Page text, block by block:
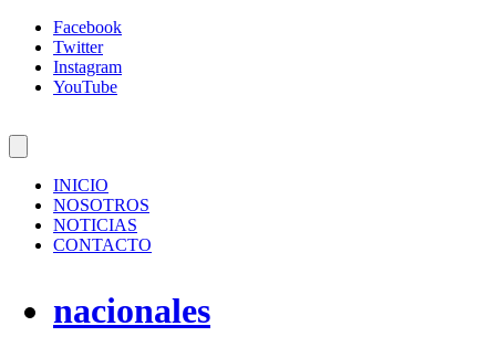
Facebook
Twitter
Instagram
YouTube
INICIO
NOSOTROS
NOTICIAS
CONTACTO
nacionales